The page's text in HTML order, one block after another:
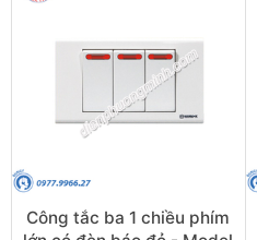
Công tắc ba 1 chiều phím